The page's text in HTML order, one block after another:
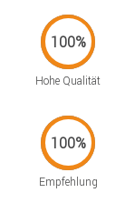
Hohe Qualität
Empfehlung